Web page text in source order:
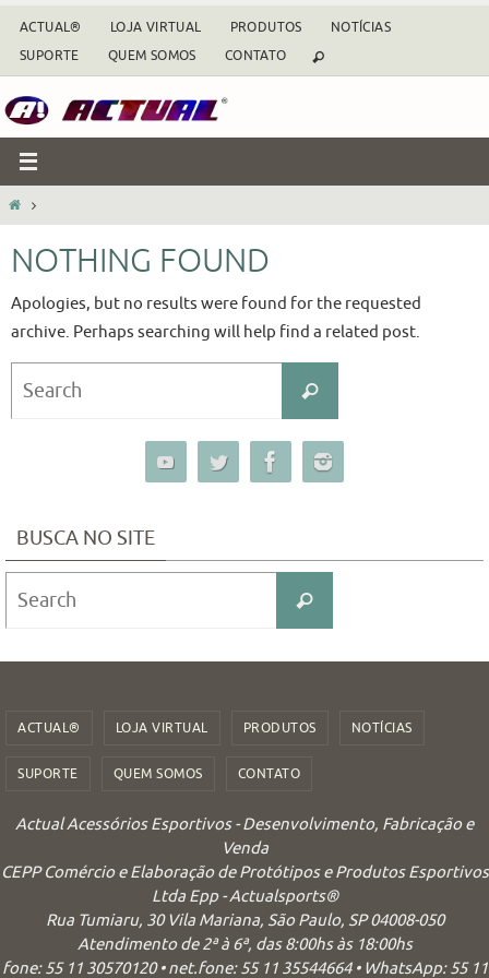
Skip
content
ACTUAL® LOJA VIRTUAL PRODUTOS
NOTÍCIAS
SUPORTE
QUEM SOMOS CONTATO
HOME
NOTHING FOUND
Apologies, but no results were found for the requested
archive. Perhaps searching will help find a related post.
Search
BUSCA NO SITE
Search
ACTUAL® LOJA VIRTUAL PRODUTOS NOTÍCIAS
SUPORTE QUEM SOMOS CONTATO
Actual Acessórios Esportivos - Desenvolvimento, Fabricação e
Venda
CEPP Comércio e Elaboração de Protótipos e Produtos Esportivos
Ltda Epp - Actualsports®
Rua Tumiaru, 30 Vila Mariana, São Paulo, SP 04008-050
Atendimento de 2ª à 6ª, das 8:00hs às 18:00hs
fone: 55 11 30570120 • net.fone: 55 11 35544664 • WhatsApp: 55 11